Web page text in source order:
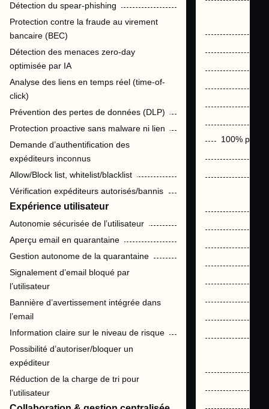
Détection du spear-phishing
Protection contre la fraude au virement
bancaire (BEC)
Détection des menaces zero-day
optimisée par IA
Analyse des liens en temps réel (time-of-
click)
Prévention des pertes de données (DLP)
Protection proactive sans malware ni lien
Demande d’authentification des
expéditeurs inconnus
Allow/Block list, whitelist/blacklist
Vérification expéditeurs autorisés/bannis
Expérience utilisateur
Autonomie sécurisée de l’utilisateur
Aperçu email en quarantaine
Gestion autonome de la quarantaine
Signalement d’email bloqué par
l’utilisateur
Bannière d’avertissement intégrée dans
l’email
Information claire sur le niveau de risque
Possibilité d’autoriser/bloquer un
expéditeur
Réduction de la charge de tri pour
l’utilisateur
100%